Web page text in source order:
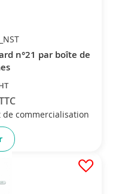
n°21 par boîte de
commercialisation